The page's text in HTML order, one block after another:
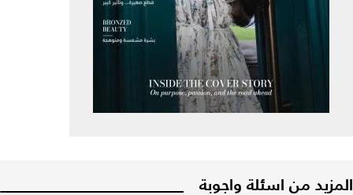
المزيد من اسئلة واجوبة